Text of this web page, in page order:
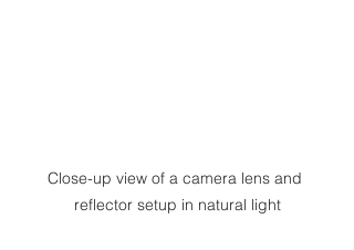
Close-up view of a camera lens and
reflector setup in natural light